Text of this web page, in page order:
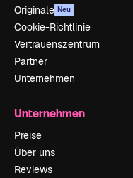
Originale Neu
Cookie-Richtlinie
Vertrauenszentrum
Partner
Unternehmen
Unternehmen
Preise
Über uns
Reviews